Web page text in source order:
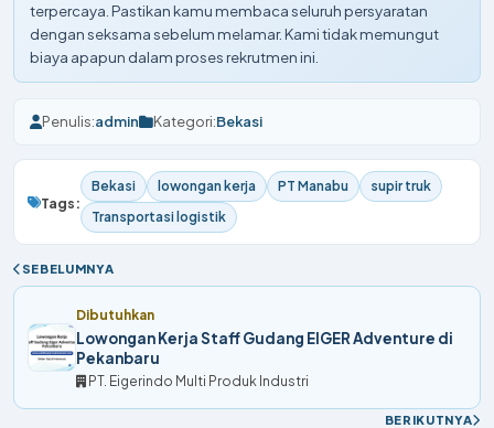
terpercaya. Pastikan kamu membaca seluruh persyaratan
dengan seksama sebelum melamar. Kami tidak memungut
biaya apapun dalam proses rekrutmen ini.
Penulis:admin Kategori:Bekasi
Tags:
Bekasi lowongan kerja PT Manabu
supir truk
Transportasi logistik
SEBELUMNYA
Dibutuhkan
Lowongan Kerja Staff Gudang EIGER Adventure di
Pekanbaru
PT. Eigerindo Multi Produk Industri
BERIKUTNYA